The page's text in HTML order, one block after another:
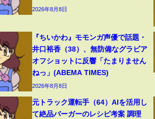
2026年8月8日
『ちいかわ』モモンガ声優で話題・
井口裕香（38）、無防備なグラビア
オフショットに反響「たまりません
ねっ」(ABEMA TIMES)
2026年8月8日
元トラック運転手（64）AIを活用し
て絶品バーガーのレシピ考案 調理